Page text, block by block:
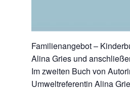
Familienangebot –
Alina Gries und
Im zweiten Buch von
Umweltreferentin Alina